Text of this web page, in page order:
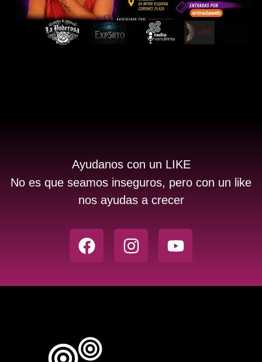
Ayudanos con un LIKE
No es que seamos inseguros, pero con un like
nos ayudas a crecer